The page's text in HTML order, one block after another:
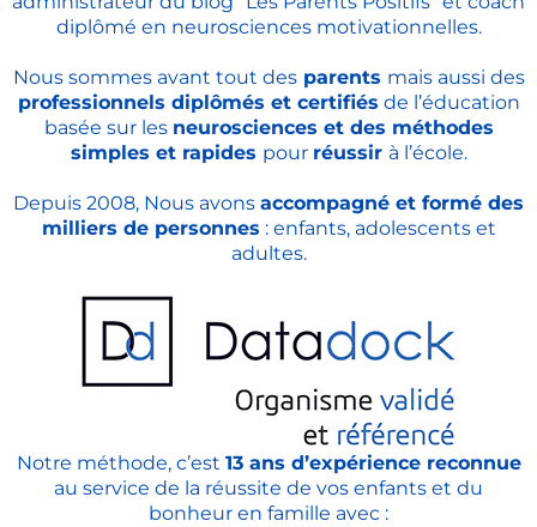
diplômé en neurosciences motivationnelles.
Nous sommes avant tout desparents mais aussi des
professionnels diplômés et certifiés de l’éducation
basée sur les neurosciences et des méthodes
simples et rapides pour réussir à l’école.
Depuis 2008, Nous avons accompagné et formé des
milliers de personnes : enfants, adolescents et
adultes.
Notre méthode, c’est 13 ans d’expérience reconnue
au service de la réussite de vos enfants et du
bonheur en famille avec :